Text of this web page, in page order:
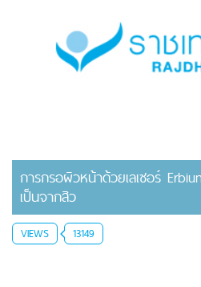
การกรอผิวหน้าด้วยเลเซอร์
เป็นจากสิว
VIEWS 13149